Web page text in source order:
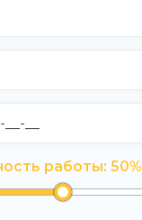
работы: 50%